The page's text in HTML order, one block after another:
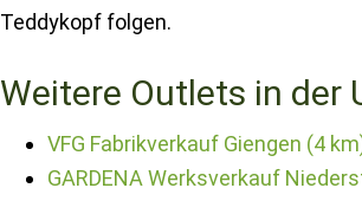
Teddykopf folgen.
Weitere Outlets in der
VFG Fabrikverkauf Giengen (4
GARDENA Werksverkauf